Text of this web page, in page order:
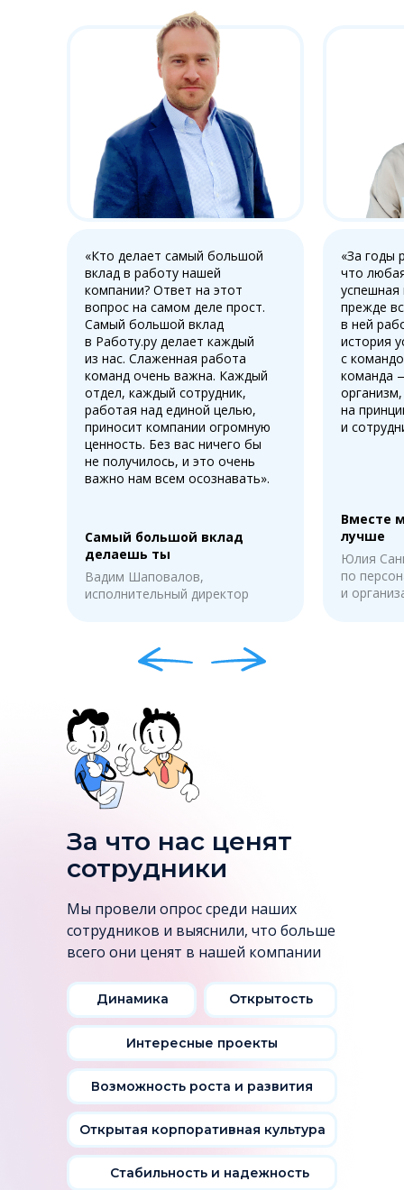
Самый большой вклад
делаешь ты
«Кто делает самый большой
вклад в работу нашей
компании? Ответ на этот
вопрос на самом деле прост.
Самый большой вклад
в Работу.ру делает каждый
из нас. Слаженная работа
команд очень важна. Каждый
отдел, каждый сотрудник,
работая над единой целью,
приносит компании огромную
ценность. Без вас ничего бы
не получилось, и это очень
важно нам всем осознавать».
Вадим Шаповалов,
исполнительный директор
Вместе
лучше
«За годы
что
прежде
в ней
история
с
команда
на
и
Юлия
по
и
За что нас ценят
сотрудники
Мы провели опрос среди наших
сотрудников и выяснили, что больше
всего они ценят в нашей компании
Динамика
Возможность роста и развития
Стабильность и надежность
Интересные проекты
Открытость
Открытая корпоративная культура